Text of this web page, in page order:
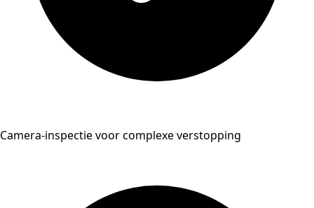
Camera-inspectie voor complexe verstopping